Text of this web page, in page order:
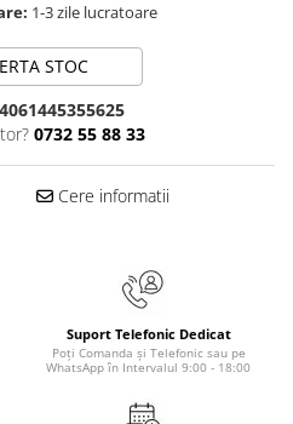
1-3 zile lucratoare
STOC
4061445355625
0732 55 88 33
Cere informatii
Suport Telefonic Dedicat
Poți Comanda și Telefonic sau pe
WhatsApp în Intervalul 9:00 - 18:00